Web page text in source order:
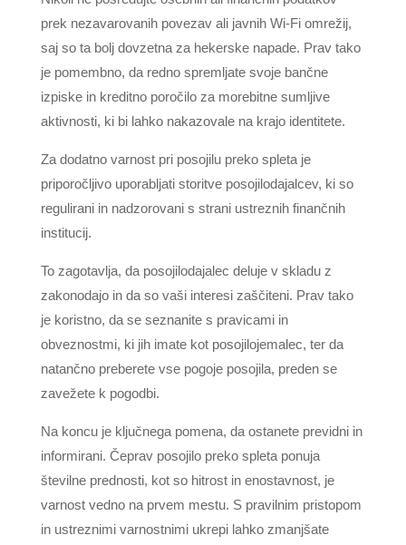
prek nezavarovanih povezav ali javnih Wi-Fi omrežij,
saj so ta bolj dovzetna za hekerske napade. Prav tako
je pomembno, da redno spremljate svoje bančne
izpiske in kreditno poročilo za morebitne sumljive
aktivnosti, ki bi lahko nakazovale na krajo identitete.
Za dodatno varnost pri posojilu preko spleta je
priporočljivo uporabljati storitve posojilodajalcev, ki so
regulirani in nadzorovani s strani ustreznih finančnih
institucij.
To zagotavlja, da posojilodajalec deluje v skladu z
zakonodajo in da so vaši interesi zaščiteni. Prav tako
je koristno, da se seznanite s pravicami in
obveznostmi, ki jih imate kot posojilojemalec, ter da
natančno preberete vse pogoje posojila, preden se
zavežete k pogodbi.
Na koncu je ključnega pomena, da ostanete previdni in
informirani. Čeprav posojilo preko spleta ponuja
številne prednosti, kot so hitrost in enostavnost, je
varnost vedno na prvem mestu. S pravilnim pristopom
in ustreznimi varnostnimi ukrepi lahko zmanjšate